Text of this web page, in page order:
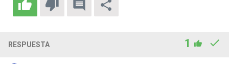
RESPUESTA 1